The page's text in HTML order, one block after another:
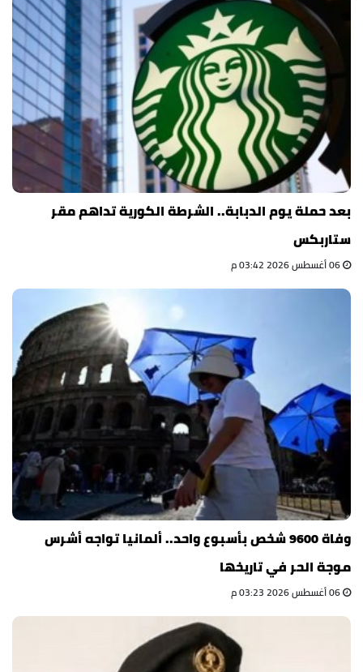
بعد حملة يوم الدبابة.. الشرطة الكورية تداهم مقر
ستاربكس
وفاة 9600 شخص بأسبوع واحد.. ألمانيا تواجه أشرس
موجة الحر في تاريخها